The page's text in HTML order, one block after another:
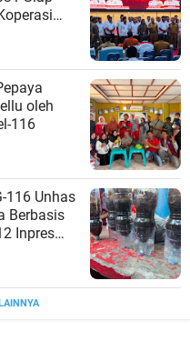
oleh
116
116 Unhas
Berbasis
Inpres